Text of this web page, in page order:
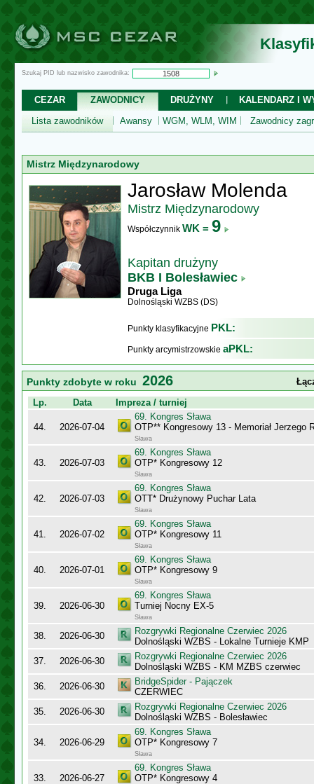
Szukaj PID lub nazwisko zawodnika:
CEZAR ZAWODNICY DRUŻYNY
KALENDARZ I
Lista zawodników
Awansy WGM, WLM, WIM Zawodnicy
Mistrz Międzynarodowy
Jarosław Molenda
Mistrz Międzynarodowy
Współczynnik WK = 9
Kapitan drużyny
BKB I Bolesławiec
Druga Liga
Dolnośląski WZBS (DS)
Punkty klasyfikacyjne PKL:
Punkty arcymistrzowskie aPKL:
Punkty zdobyte w roku 2026
Lp.
Data Impreza / turniej
44. 2026-07-04
69. Kongres Sława
OTP** Kongresowy 13 - Memoriał Jerzego
Sława
43. 2026-07-03
69. Kongres Sława
OTP* Kongresowy 12
Sława
42. 2026-07-03
69. Kongres Sława
OTT* Drużynowy Puchar Lata
Sława
41. 2026-07-02
69. Kongres Sława
OTP* Kongresowy 11
Sława
40. 2026-07-01
69. Kongres Sława
OTP* Kongresowy 9
Sława
39. 2026-06-30
69. Kongres Sława
Turniej Nocny EX-5
Sława
38. 2026-06-30
Rozgrywki Regionalne Czerwiec 2026
Dolnośląski WZBS - Lokalne Turnieje KMP
37.
2026-06-30
Rozgrywki Regionalne Czerwiec 2026
Dolnośląski WZBS - KM MZBS czerwiec
36.
2026-06-30
BridgeSpider - Pajączek
CZERWIEC
35.
2026-06-30
Rozgrywki Regionalne Czerwiec 2026
Dolnośląski WZBS - Bolesławiec
34. 2026-06-29
69. Kongres Sława
OTP* Kongresowy 7
Sława
33. 2026-06-27
69. Kongres Sława
OTP* Kongresowy 4